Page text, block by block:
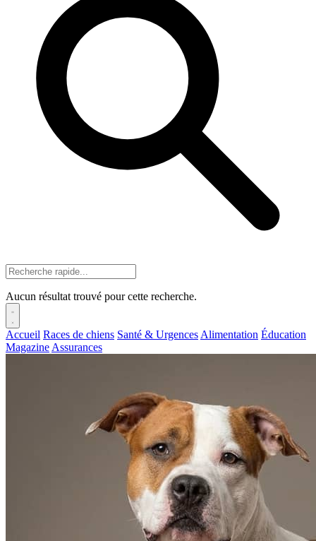
Aucun résultat trouvé pour cette recherche.
Accueil Races de chiens Santé & Urgences Alimentation Éducation
Magazine Assurances